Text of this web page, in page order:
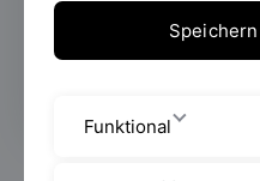
Mehr erfahren
Funktional